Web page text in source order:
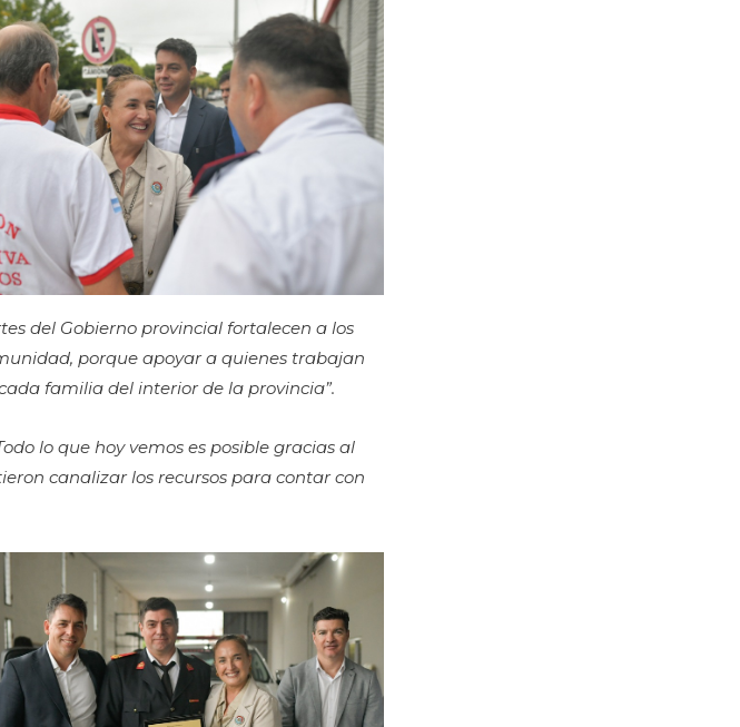
del Gobierno provincial fortalecen a los
porque apoyar a quienes trabajan
familia del interior de la provincia”.
lo que hoy vemos es posible gracias al
canalizar los recursos para contar con